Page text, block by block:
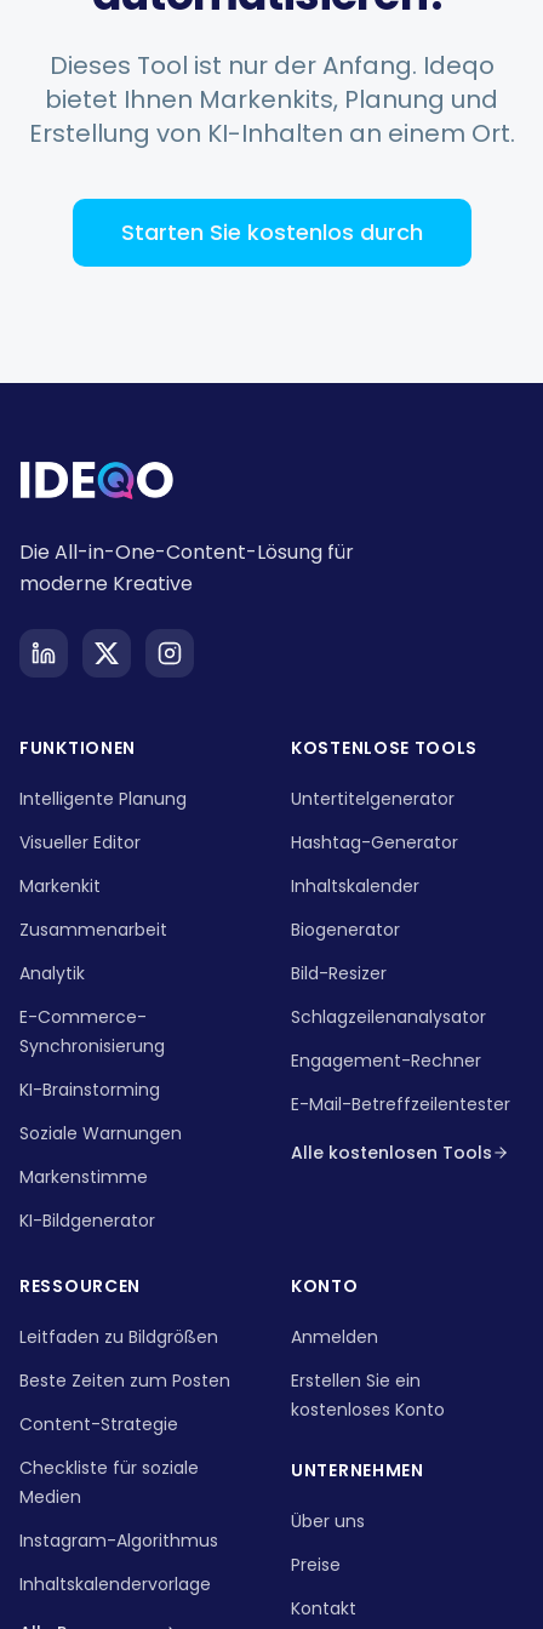
Music Poster Shop
Dieses Tool ist nur der Anfang. Ideqo
bietet Ihnen Markenkits, Planung und
Erstellung von KI-Inhalten an einem Ort.
Starten Sie kostenlos durch
Die All-in-One-Content-Lösung für
moderne Kreative
FUNKTIONEN
Intelligente Planung
Visueller Editor
Markenkit
Zusammenarbeit
Analytik
E-Commerce-
Synchronisierung
KI-Brainstorming
Soziale Warnungen
Markenstimme
KI-Bildgenerator
KOSTENLOSE TOOLS
Untertitelgenerator
Hashtag-Generator
Inhaltskalender
Biogenerator
Bild-Resizer
Schlagzeilenanalysator
Engagement-Rechner
E-Mail-Betreffzeilentester
Alle kostenlosen Tools
RESSOURCEN
Leitfaden zu Bildgrößen
Beste Zeiten zum Posten
Content-Strategie
Checkliste für soziale
Medien
Instagram-Algorithmus
Inhaltskalendervorlage
KONTO
Anmelden
Erstellen Sie ein
kostenloses Konto
UNTERNEHMEN
Über uns
Preise
Kontakt